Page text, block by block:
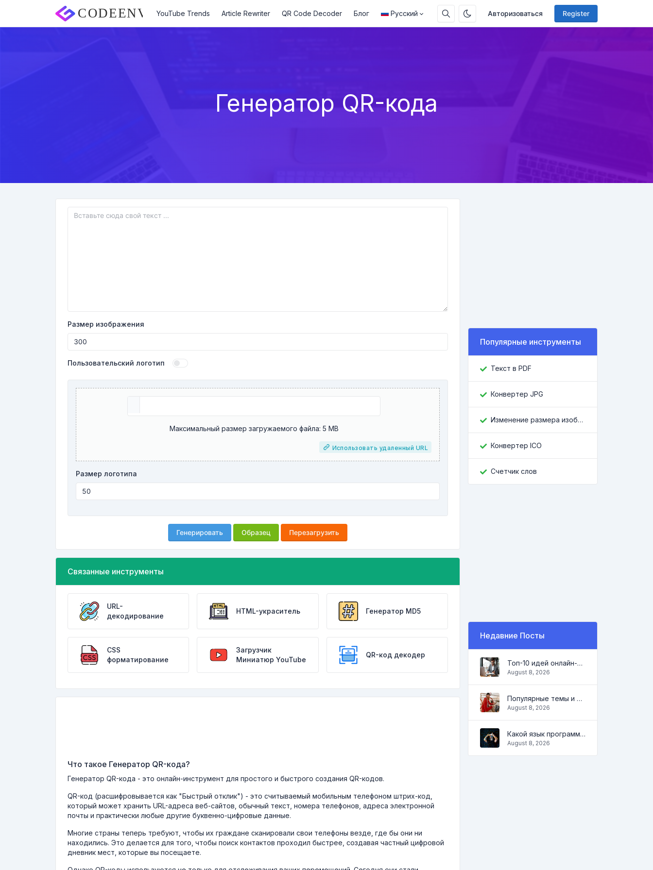
Авторизоваться Register
YouTube Trends Article Rewriter QR Code Decoder Блог Русский
Генератор QR-кода
Размер изображения
Пользовательский логотип
Максимальный размер загружаемого файла: 5 MB
Использовать удаленный URL
Размер логотипа
Генерировать Образец Перезагрузить
Связанные инструменты
URL-
декодирование
HTML-украситель Генератор MD5
CSS
форматирование
Загрузчик
Миниатюр YouTube
QR-код декодер
Что такое Генератор QR-кода?
Генератор QR-кода - это онлайн-инструмент для простого и быстрого создания QR-кодов.
QR-код (расшифровывается как "Быстрый отклик") - это считываемый мобильным телефоном штрих-код,
который может хранить URL-адреса веб-сайтов, обычный текст, номера телефонов, адреса электронной
почты и практически любые другие буквенно-цифровые данные.
Многие страны теперь требуют, чтобы их граждане сканировали свои телефоны везде, где бы они ни
находились. Это делается для того, чтобы поиск контактов проходил быстрее, создавая частный цифровой
дневник мест, которые вы посещаете.
Популярные инструменты
Текст в PDF
Конвертер JPG
Изменение размера изображения
Конвертер ICO
Счетчик слов
Недавние Посты
Топ-10 идей онлайн-бизнеса для начинающих 2022 и инструменты, которые помогут вам легко работать
August 8, 2026
Популярные темы и идеи для успешного блога в 2022 году, а также инструменты, которые будут полезны блогеру
August 8, 2026
Какой язык программирования учить в 2022 и какие инструменты помогут кодеру в повседневных задачах
August 8, 2026